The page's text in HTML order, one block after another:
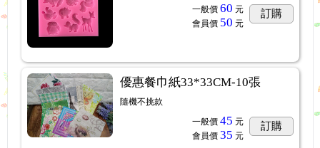
一般價 60 元
會員價 50 元
訂購
優惠餐巾紙33*33CM-10張
隨機不挑款
一般價 45 元
會員價 35 元
訂購